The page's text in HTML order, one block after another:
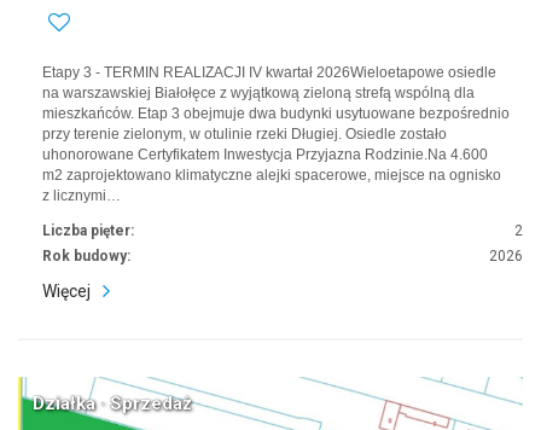
Etapy 3 - TERMIN REALIZACJI IV kwartał 2026Wieloetapowe osiedle
na warszawskiej Białołęce z wyjątkową zieloną strefą wspólną dla
mieszkańców. Etap 3 obejmuje dwa budynki usytuowane bezpośrednio
przy terenie zielonym, w otulinie rzeki Długiej. Osiedle zostało
uhonorowane Certyfikatem Inwestycja Przyjazna Rodzinie.Na 4.600
m2 zaprojektowano klimatyczne alejki spacerowe, miejsce na ognisko
z licznymi…
Liczba pięter:
2
Rok budowy:
2026
Więcej
Działka · Sprzedaż